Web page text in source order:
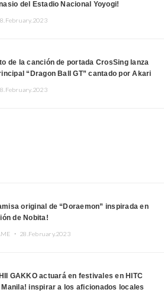
del Estadio Nacional Yoyogi!
de la canción de portada CrosSing lanza
“Dragon Ball GT” cantado por Akari
original de “Doraemon” inspirada en
de Nobita!
・ 28.February.2023
GAKKO actuará en festivales en HITC
inspirar a los aficionados locales